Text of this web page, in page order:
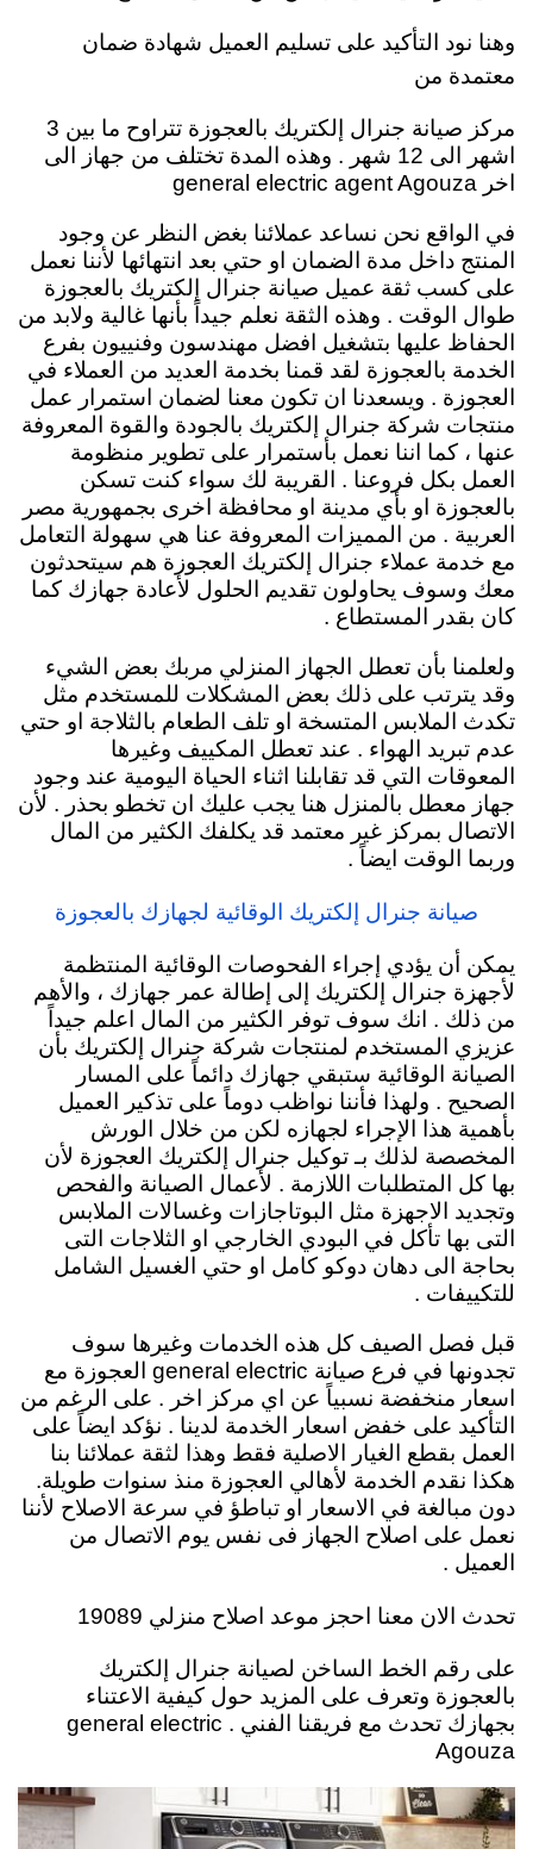
وهنا نود التأكيد على تسليم العميل شهادة ضمان
معتمدة من
مركز صيانة جنرال إلكتريك بالعجوزة تتراوح ما بين 3
اشهر الى 12 شهر . وهذه المدة تختلف من جهاز الى
اخر general electric agent Agouza
في الواقع نحن نساعد عملائنا بغض النظر عن وجود
المنتج داخل مدة الضمان او حتي بعد انتهائها لأننا نعمل
على كسب ثقة عميل صيانة جنرال إلكتريك بالعجوزة
طوال الوقت . وهذه الثقة نعلم جيداً بأنها غالية ولابد من
الحفاظ عليها بتشغيل افضل مهندسون وفنييون بفرع
الخدمة بالعجوزة لقد قمنا بخدمة العديد من العملاء في
العجوزة . ويسعدنا ان تكون معنا لضمان استمرار عمل
منتجات شركة جنرال إلكتريك بالجودة والقوة المعروفة
عنها ، كما اننا نعمل بأستمرار على تطوير منظومة
العمل بكل فروعنا . القريبة لك سواء كنت تسكن
بالعجوزة او بأي مدينة او محافظة اخرى بجمهورية مصر
العربية . من المميزات المعروفة عنا هي سهولة التعامل
مع خدمة عملاء جنرال إلكتريك العجوزة هم سيتحدثون
معك وسوف يحاولون تقديم الحلول لأعادة جهازك كما
كان بقدر المستطاع .
ولعلمنا بأن تعطل الجهاز المنزلي مربك بعض الشيء
وقد يترتب على ذلك بعض المشكلات للمستخدم مثل
تكدث الملابس المتسخة او تلف الطعام بالثلاجة او حتي
عدم تبريد الهواء . عند تعطل المكييف وغيرها
المعوقات التي قد تقابلنا اثناء الحياة اليومية عند وجود
جهاز معطل بالمنزل هنا يجب عليك ان تخطو بحذر . لأن
الاتصال بمركز غير معتمد قد يكلفك الكثير من المال
وربما الوقت ايضاً .
صيانة جنرال إلكتريك الوقائية لجهازك بالعجوزة
يمكن أن يؤدي إجراء الفحوصات الوقائية المنتظمة
لأجهزة جنرال إلكتريك إلى إطالة عمر جهازك ، والأهم
من ذلك . انك سوف توفر الكثير من المال اعلم جيداً
عزيزي المستخدم لمنتجات شركة جنرال إلكتريك بأن
الصيانة الوقائية ستبقي جهازك دائماً على المسار
الصحيح . ولهذا فأننا نواظب دوماً على تذكير العميل
بأهمية هذا الإجراء لجهازه لكن من خلال الورش
المخصصة لذلك بـ توكيل جنرال إلكتريك العجوزة لأن
بها كل المتطلبات اللازمة . لأعمال الصيانة والفحص
وتجديد الاجهزة مثل البوتاجازات وغسالات الملابس
التى بها تأكل في البودي الخارجي او الثلاجات التى
بحاجة الى دهان دوكو كامل او حتي الغسيل الشامل
للتكييفات .
قبل فصل الصيف كل هذه الخدمات وغيرها سوف
تجدونها في فرع صيانة general electric العجوزة مع
اسعار منخفضة نسبياً عن اي مركز اخر . على الرغم من
التأكيد على خفض اسعار الخدمة لدينا . نؤكد ايضاً على
العمل بقطع الغيار الاصلية فقط وهذا لثقة عملائنا بنا
هكذا نقدم الخدمة لأهالي العجوزة منذ سنوات طويلة.
دون مبالغة في الاسعار او تباطؤ في سرعة الاصلاح لأننا
نعمل على اصلاح الجهاز فى نفس يوم الاتصال من
العميل .
تحدث الان معنا احجز موعد اصلاح منزلي 19089
على رقم الخط الساخن لصيانة جنرال إلكتريك
بالعجوزة وتعرف على المزيد حول كيفية الاعتناء
بجهازك تحدث مع فريقنا الفني . general electric
Agouza